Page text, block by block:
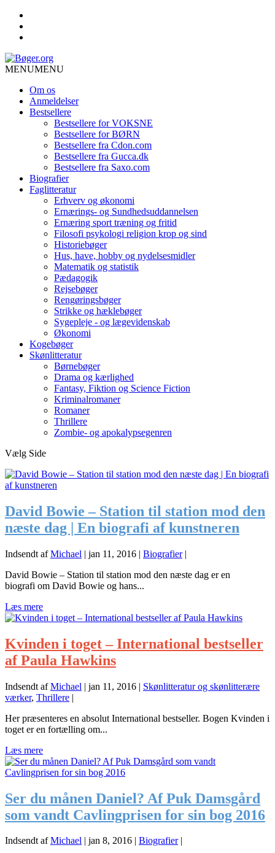
MENUMENU
Om os
Anmeldelser
Bestsellere
Bestsellere for VOKSNE
Bestsellere for BØRN
Bestsellere fra Cdon.com
Bestsellere fra Gucca.dk
Bestsellere fra Saxo.com
Biografier
Faglitteratur
Erhverv og økonomi
Ernærings- og Sundhedsuddannelsen
Ernæring sport træning og fritid
Filosofi psykologi religion krop og sind
Historiebøger
Hus, have, hobby og nydelsesmidler
Matematik og statistik
Pædagogik
Rejsebøger
Rengøringsbøger
Strikke og hæklebøger
Sygepleje - og lægevidenskab
Økonomi
Kogebøger
Skønlitteratur
Børnebøger
Drama og kærlighed
Fantasy, Fiktion og Science Fiction
Kriminalromaner
Romaner
Thrillere
Zombie- og apokalypsegenren
Vælg Side
David Bowie – Station til station mod den
næste dag | En biografi af kunstneren
Indsendt afMichael | jan 11, 2016 | Biografier|
David Bowie – Station til station mod den næste dag er en
biografi om David Bowie og hans...
Læs mere
Kvinden i toget – International bestseller
af Paula Hawkins
Indsendt afMichael | jan 11, 2016 | Skønlitteratur og skønlitterære
værker, Thrillere |
Her præsenteres en absolut International bestseller. Bogen Kvinden i
toget er en fortælling om...
Læs mere
Ser du månen Daniel? Af Puk Damsgård
som vandt Cavlingprisen for sin bog 2016
Indsendt afMichael | jan 8, 2016 | Biografier|